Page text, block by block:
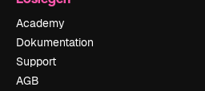
Academy
Dokumentation
Support
AGB